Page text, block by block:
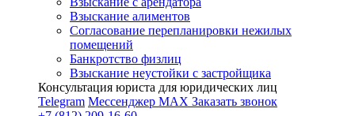
Взыскание алиментов
Cогласование перепланировки нежилых
помещений
Банкротство физлиц
Взыскание неустойки с застройщика
Консультация юриста для юридических лиц
Telegram Мессенджер MAX Заказать звонок